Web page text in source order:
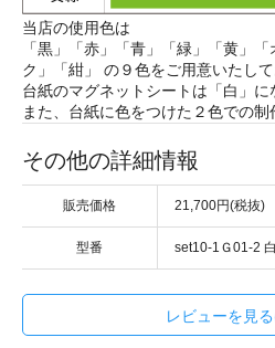
当店の使用色は
「黒」「赤」「青」「緑」「黄」
ク」「紺」 の９色をご用意いたして
台紙のマグネットシートは「白」に
また、台紙に色をつけた２色での制
その他の詳細情報
販売価格 21,700円(税抜)
型番 set10-1Ｇ01-2
レビューを見